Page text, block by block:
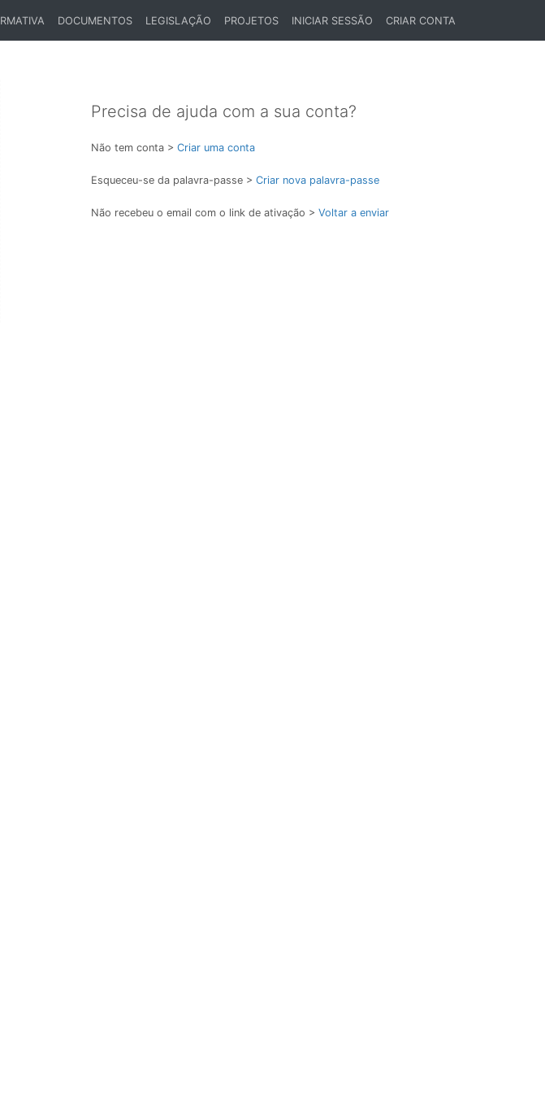
DOCUMENTOS LEGISLAÇÃO PROJETOS INICIAR SESSÃO CRIAR CONTA
Precisa de ajuda com a sua conta?
Não tem conta > Criar uma conta
Esqueceu-se da palavra-passe > Criar nova palavra-passe
Não recebeu o email com o link de ativação > Voltar a enviar